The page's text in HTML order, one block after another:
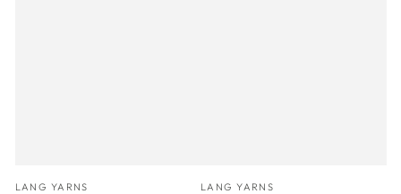
Verkäufer/in:
LANG YARNS Verkäufer/in:
LANG YARNS